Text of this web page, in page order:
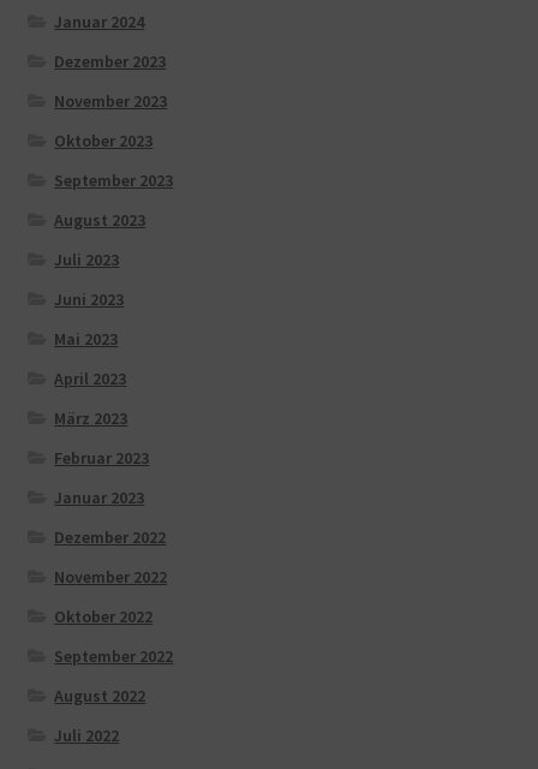
Januar 2024
Dezember 2023
November 2023
Oktober 2023
September 2023
August 2023
Juli 2023
Juni 2023
Mai 2023
April 2023
März 2023
Februar 2023
Januar 2023
Dezember 2022
November 2022
Oktober 2022
September 2022
August 2022
Juli 2022